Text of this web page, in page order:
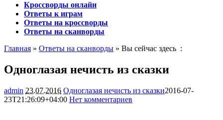
Кроссворды онлайн
Ответы к играм
Ответы на кроссворды
Ответы на сканворды
Главная » Ответы на сканворды » Вы сейчас здесь :
Одноглазая нечисть из сказки
admin 23.07.2016 Одноглазая нечисть из сказки2016-07-
23T21:26:09+04:00 Нет комментариев